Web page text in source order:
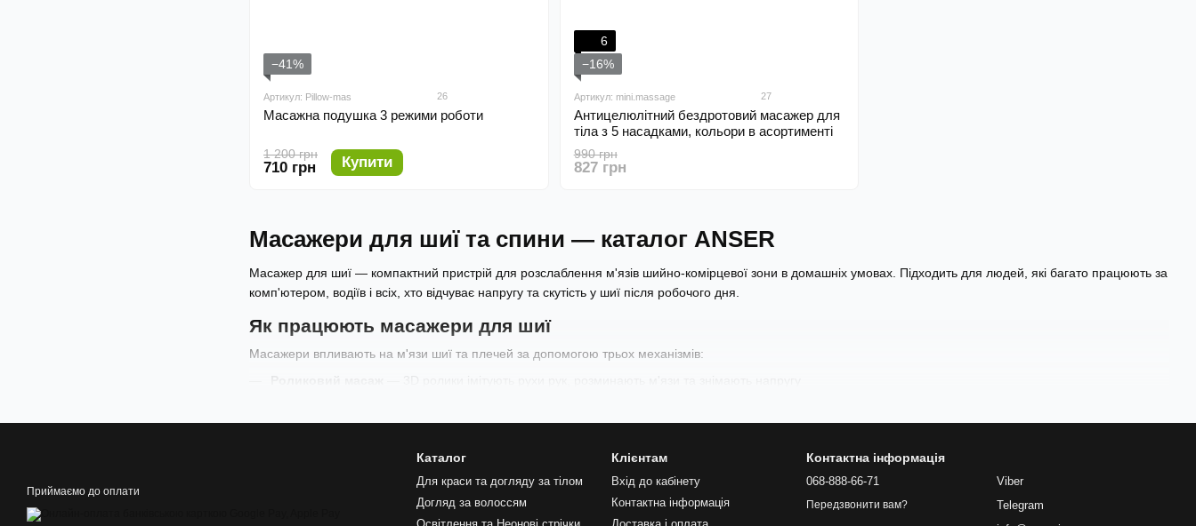
Масажери для шиї та спини — каталог ANSER
Масажер для шиї — компактний пристрій для розслаблення м'язів шийно-комірцевої зони в домашніх умовах. Підходить для людей, які багато працюють за
комп'ютером, водіїв і всіх, хто відчуває напругу та скутість у шиї після робочого дня.
Як працюють масажери для шиї
Масажери впливають на м'язи шиї та плечей за допомогою трьох механізмів:
Види масажерів для шиї
— найпопулярніший формат. Одягаються на шию, мають ручки для фіксації, підігрів і кілька швидкостей. Підходять для шиї, плечей і
−41%
Артикул: Pillow-mas 26
Масажна подушка 3 режими роботи
1 200 грн
710 грн Купити
6
−16%
Артикул: mini.massage 27
Антицелюлітний бездротовий масажер для
тіла з 5 насадками, кольори в асортименті
990 грн
827 грн
Приймаємо до оплати
Каталог
Для краси та догляду за тілом
Догляд за волоссям
Клієнтам
Вхід до кабінету
Контактна інформація
Контактна інформація
068-888-66-71
Передзвонити вам?
Viber
Telegram